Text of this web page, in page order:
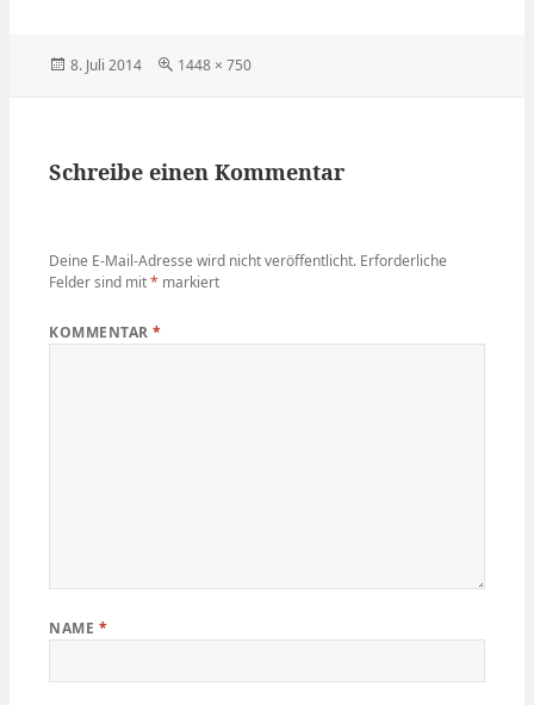
Veröffentlicht
8. Juli 2014
Volle
1448 × 750
Schreibe einen Kommentar
Deine E-Mail-Adresse wird nicht veröffentlicht. Erforderliche
Felder sind mit* markiert
KOMMENTAR*
NAME *